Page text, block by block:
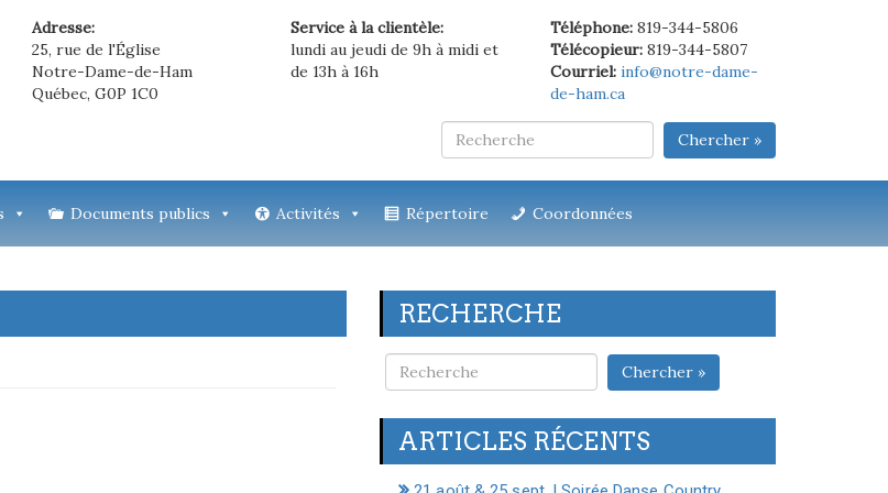
Adresse:
25, rue de l'Église
Notre-Dame-de-Ham
Québec, G0P 1C0
Service à la clientèle:
lundi au jeudi de 9h à midi et
de 13h à 16h
Téléphone:819-344-5806
Télécopieur:819-344-5807
Courriel: info@notre-dame-
de-ham.ca
Chercher »
Documents publics Activités Répertoire Coordonnées
RECHERCHE
Chercher »
ARTICLES RÉCENTS